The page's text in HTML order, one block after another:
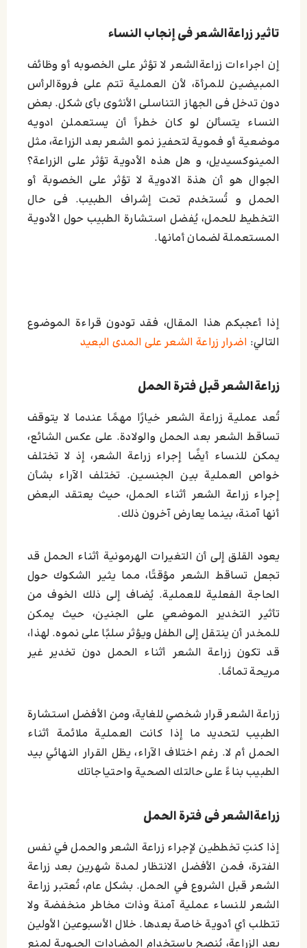
تاثیر زراعة‌الشعر فی إنجاب النساء
إن اجراءات زراعةالشعر لا تؤثر علی الخصوبه أو وظائف
المبیضین للمرأة، لأن العملیة تتم علی فروةالرأس
دون تدخل فی الجهاز التناسلی الأنثوی بأی شکل. بعض
النساء یتسألن لو کان خطراً أن یستعملن ادویه
موضعیة أو فمویة لتحفیز نمو الشعر بعد الزراعة، مثل
المینوکسیدیل، و هل هذه الأدویة تؤثر علی الزراعة؟
الجوال هو أن هذة الادویة لا تؤثر علی الخصوبة أو
الحمل و تُستخدم تحت إشراف الطبیب. فی حال
التخطیط للحمل، یُفضل استشارة الطبیب حول الأدویة
المستعملة لضمان أمانها.
إذا أعجبكم هذا المقال، فقد تودون قراءة الموضوع
التالي: اضرار زراعة الشعر على المدى البعيد
زراعةالشعر قبل فترة الحمل
تُعد عملية زراعة الشعر خيارًا مهمًا عندما لا يتوقف
تساقط الشعر بعد الحمل والولادة. على عكس الشائع،
يمكن للنساء أيضًا إجراء زراعة الشعر، إذ لا تختلف
خواص العملية بين الجنسين. تختلف الآراء بشأن
إجراء زراعة الشعر أثناء الحمل، حيث يعتقد البعض
أنها آمنة، بينما يعارض آخرون ذلك.
يعود القلق إلى أن التغيرات الهرمونية أثناء الحمل قد
تجعل تساقط الشعر مؤقتًا، مما يثير الشكوك حول
الحاجة الفعلية للعملية. يُضاف إلى ذلك الخوف من
تأثير التخدير الموضعي على الجنين، حيث يمكن
للمخدر أن ينتقل إلى الطفل ويؤثر سلبًا على نموه. لهذا،
قد تكون زراعة الشعر أثناء الحمل دون تخدير غير
مريحة تمامًا.
زراعة الشعر قرار شخصي للغاية، ومن الأفضل استشارة
الطبيب لتحديد ما إذا كانت العملية ملائمة أثناء
الحمل أم لا. رغم اختلاف الآراء، يظل القرار النهائي بيد
الطبيب بناءً على حالتك الصحية واحتياجاتك
زراعةالشعر فی فترة الحمل
إذا كنتِ تخططين لإجراء زراعة الشعر والحمل في نفس
الفترة، فمن الأفضل الانتظار لمدة شهرين بعد زراعة
الشعر قبل الشروع في الحمل. بشكل عام، تُعتبر زراعة
الشعر للنساء عملية آمنة وذات مخاطر منخفضة ولا
تتطلب أي أدوية خاصة بعدها. خلال الأسبوعين الأولين
بعد الزراعة، يُنصح باستخدام المضادات الحيوية لمنع